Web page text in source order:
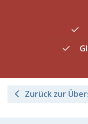
Zurück zur